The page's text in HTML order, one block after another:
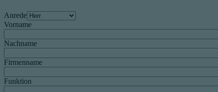
Anrede
Vorname
Nachname
Firmenname
Funktion